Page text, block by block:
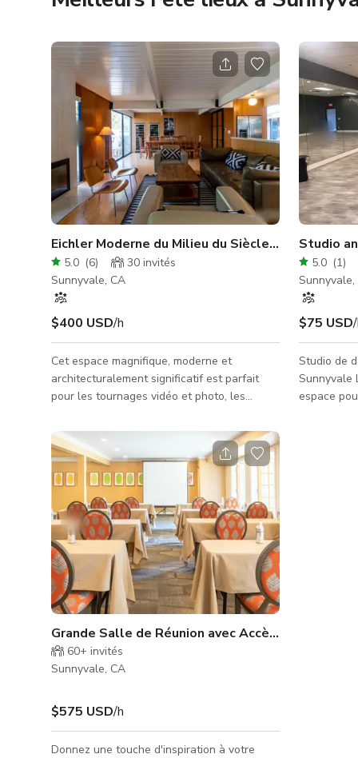
Eichler Moderne du Milieu du Siècle dans la
5.0 (6) 30 invités
Sunnyvale, CA
$400 USD/h
Cet espace magnifique, moderne et
architecturalement significatif est parfait
pour les tournages vidéo et photo, les
développement personnel. Ce lieu décoré
avec goût et unique est sophistiqué et
confortable. L'architecture Eichler « de
l'intérieur vers l'extérieur », influencée par
Frank Lloyd Wright, inspire la créativité et
l'imagination. La cuisine ouverte avec
comptoir est parfaite pour les
démonstrations culinaires, et les traiteurs l
Studio
5.0 (1)
Sunnyvale,
$75 USD
Studio de
Sunnyvale
espace
Grande Salle de Réunion avec Accès Extérieur à
60+ invités
Sunnyvale, CA
$575 USD/h
Donnez une touche d'inspiration à votre